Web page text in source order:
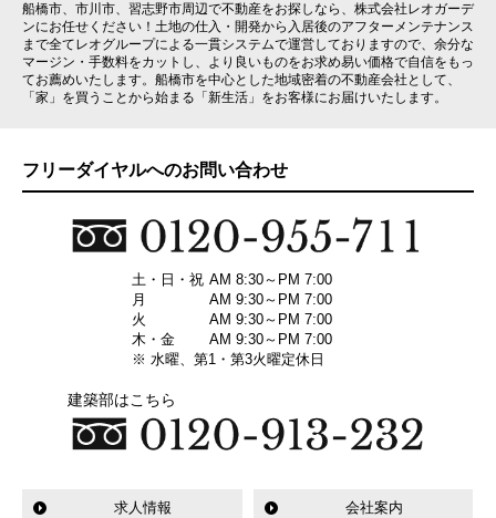
船橋市、市川市、習志野市周辺で不動産をお探しなら、株式会社レオガーデ
ンにお任せください！土地の仕入・開発から入居後のアフターメンテナンス
まで全てレオグループによる一貫システムで運営しておりますので、余分な
マージン・手数料をカットし、より良いものをお求め易い価格で自信をもっ
てお薦めいたします。船橋市を中心とした地域密着の不動産会社として、
「家」を買うことから始まる「新生活」をお客様にお届けいたします。
フリーダイヤルへのお問い合わせ
土・日・祝 AM 8:30～PM 7:00
月
AM 9:30～PM 7:00
火
AM 9:30～PM 7:00
木・金
AM 9:30～PM 7:00
※ 水曜、第1・第3火曜定休日
建築部はこちら
求人情報 会社案内